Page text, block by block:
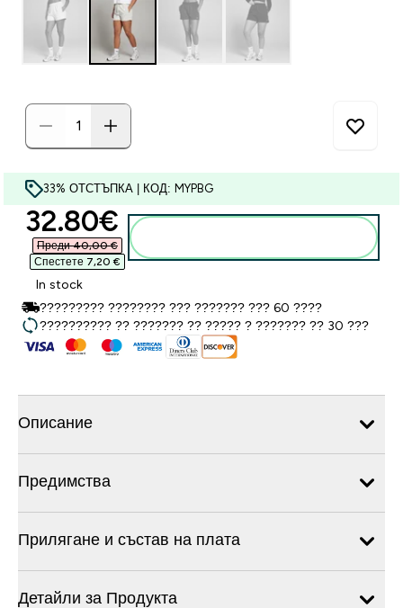
33% ОТСТЪПКА | КОД: MYPBG
discounted price
32.80€‎
Преди 40,00 €‎
Спестете 7,20 €‎
In stock
????????? ???????? ??? ??????? ??? 60 ????
?????????? ?? ??????? ?? ????? ? ??????? ?? 30 ???
Описание
Предимства
Прилягане и състав на плата
Детайли за Продукта